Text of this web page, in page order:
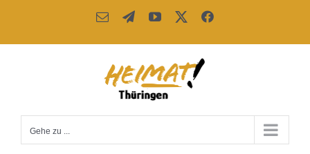
springen
E-
TelegramYouTube Facebook
Gehe zu ...